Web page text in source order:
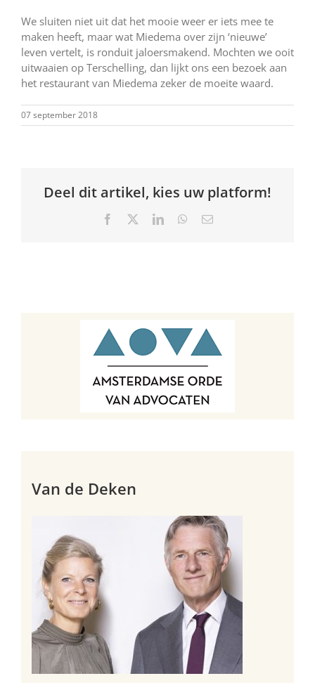
We sluiten niet uit dat het mooie weer er iets mee te
maken heeft, maar wat Miedema over zijn ‘nieuwe’
leven vertelt, is ronduit jaloersmakend. Mochten we ooit
uitwaaien op Terschelling, dan lijkt ons een bezoek aan
het restaurant van Miedema zeker de moeite waard.
07 september 2018
Deel dit artikel, kies uw platform!
Facebook LinkedInWhatsApp
E-
Van de Deken